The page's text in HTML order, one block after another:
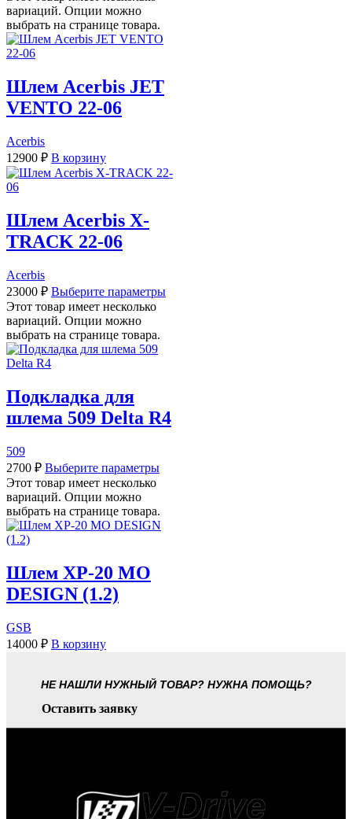
вариаций. Опции можно
выбрать на странице товара.
Шлем Acerbis JET
VENTO 22-06
Acerbis
12900 ₽ В корзину
Шлем Acerbis X-
TRACK 22-06
Acerbis
23000 ₽ Выберите параметры
Этот товар имеет несколько
вариаций. Опции можно
выбрать на странице товара.
Подкладка для
шлема 509 Delta R4
509
2700 ₽ Выберите параметры
Этот товар имеет несколько
вариаций. Опции можно
выбрать на странице товара.
Шлем XP-20 MO
DESIGN (1.2)
GSB
14000 ₽ В корзину
НЕ НАШЛИ НУЖНЫЙ ТОВАР? НУЖНА ПОМОЩЬ?
Оставить заявку